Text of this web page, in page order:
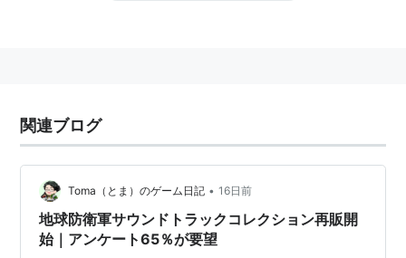
を守るために戦うことになる。
また、シリーズ各作品の略称にも用いられる。
「THE 地球防衛軍」 ＝ EDF1
関連ブログ
Toma（とま）のゲーム日記 • 16日前
地球防衛軍サウンドトラックコレクション再販開
始｜アンケート65％が要望